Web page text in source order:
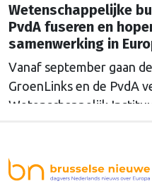
Wetenschappelijke
PvdA fuseren en
samenwerking in
Vanaf september gaan
GroenLinks en de PvdA
Wetenschappelijk
ineenslaan. "Er zullen
hun schaduw heen